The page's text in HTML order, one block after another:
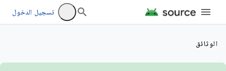
تسجيل الدخول
الوثائق